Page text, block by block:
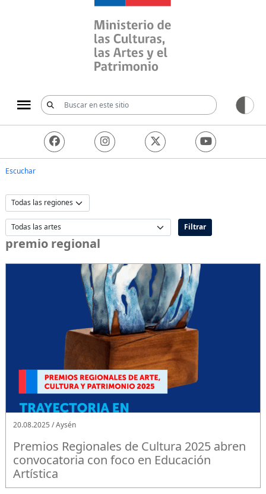
Ministerio de las
Escuchar
Filtrar
premio regional
20.08.2025 / Aysén
Premios Regionales de Cultura 2025 abren
convocatoria con foco en Educación
Artística